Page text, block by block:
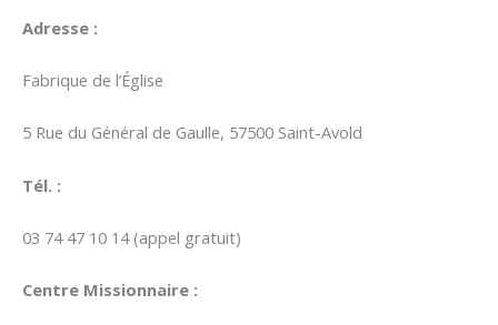
Adresse :
Fabrique de l’Église
5 Rue du Général de Gaulle, 57500 Saint-Avold
Tél. :
03 74 47 10 14 (appel gratuit)
Centre Missionnaire :